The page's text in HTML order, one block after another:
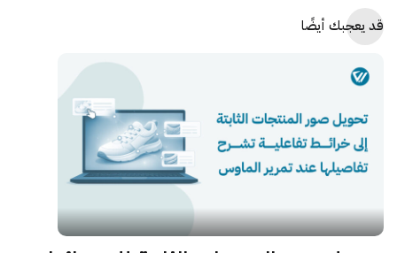
قد يعجبك أيضًا